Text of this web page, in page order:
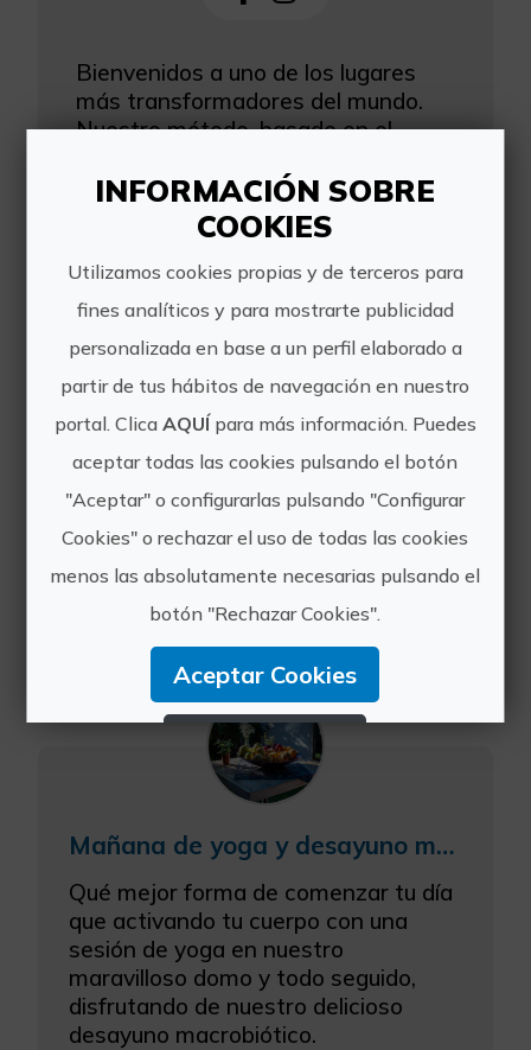
Bienvenidos a uno de los lugares
más transformadores del mundo.
Nuestro método, basado en el
espíritu, supone una experiencia
holística completa.
https://www.masqi.es/
info@masqi.es
Otras experiencias
de Masqi
Mañana de yoga y desayuno macrobiótico en plena Sierra Mariola
Qué mejor forma de comenzar tu día
que activando tu cuerpo con una
sesión de yoga en nuestro
maravilloso domo y todo seguido,
disfrutando de nuestro delicioso
desayuno macrobiótico.
INFORMACIÓN SOBRE
COOKIES
Utilizamos cookies propias y de terceros para
fines analíticos y para mostrarte publicidad
personalizada en base a un perfil elaborado a
partir de tus hábitos de navegación en nuestro
portal. Clica AQUÍpara más información. Puedes
aceptar todas las cookies pulsando el botón
"Aceptar" o configurarlas pulsando "Configurar
Cookies" o rechazar el uso de todas las cookies
menos las absolutamente necesarias pulsando el
botón "Rechazar Cookies".
Aceptar Cookies
Rechazar Cookies
Configurar Cookies
Más información